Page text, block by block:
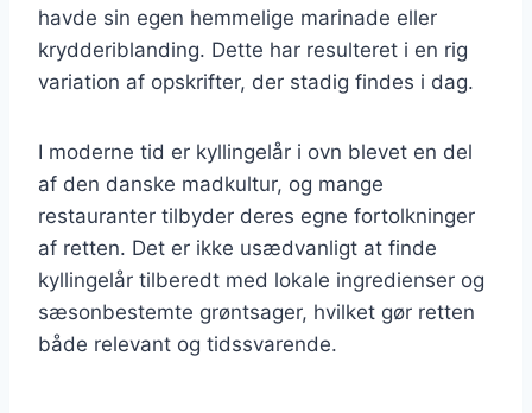
havde sin egen hemmelige marinade eller
krydderiblanding. Dette har resulteret i en rig
variation af opskrifter, der stadig findes i dag.
I moderne tid er kyllingelår i ovn blevet en del
af den danske madkultur, og mange
restauranter tilbyder deres egne fortolkninger
af retten. Det er ikke usædvanligt at finde
kyllingelår tilberedt med lokale ingredienser og
sæsonbestemte grøntsager, hvilket gør retten
både relevant og tidssvarende.